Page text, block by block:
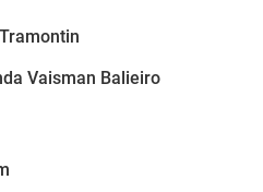
Vaisman Balieiro